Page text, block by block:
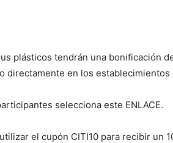
plásticos tendrán una bonificación
directamente en los
selecciona este ENLACE.
el cupón CITI10 para recibir un